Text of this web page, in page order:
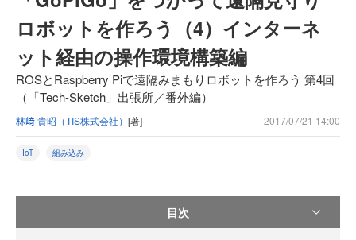
ロボットを作ろう（4）インターネ
ット経由の操作環境構築編
ROSとRaspberry Piで遠隔みまもりロボットを作ろう 第4回
（「Tech-Sketch」出張所／番外編）
林﨑 貴昭（TIS株式会社） [著] 2017/07/21 14:00
IoT 組み込み
目次